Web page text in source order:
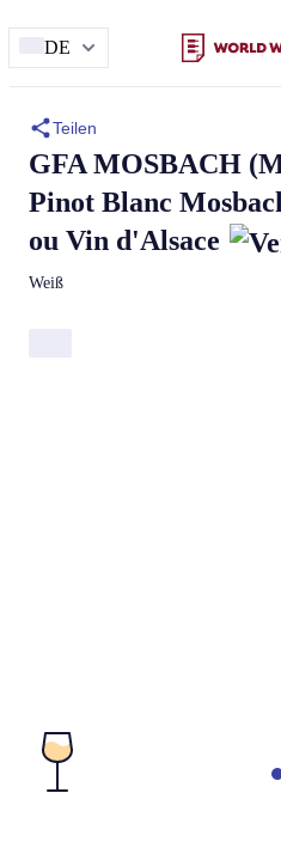
DE
Teilen
GFA MOSBACH
Pinot Blanc
ou Vin d'Alsace
Weiß